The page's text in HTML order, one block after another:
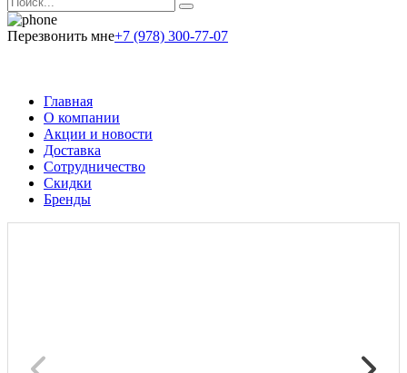
Перезвонить мне+7 (978) 300-77-07
Главная
О компании
Акции и новости
Доставка
Сотрудничество
Скидки
Бренды